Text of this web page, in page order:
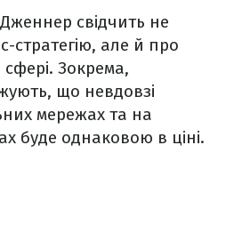
свідчить не
стратегію, але й про
Зокрема,
що невдовзі
мережах та на
буде однаковою в ціні.